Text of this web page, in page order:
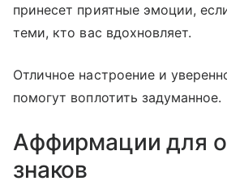
принесет приятные эмоции,
теми, кто вас вдохновляет.
Отличное настроение и
помогут воплотить задуманное.
Аффирмации для
знаков